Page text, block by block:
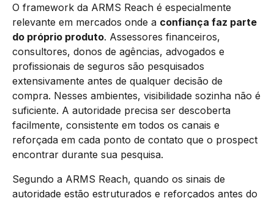
O framework da ARMS Reach é especialmente
relevante em mercados onde a confiança faz parte
do próprio produto. Assessores financeiros,
consultores, donos de agências, advogados e
profissionais de seguros são pesquisados
extensivamente antes de qualquer decisão de
compra. Nesses ambientes, visibilidade sozinha não é
suficiente. A autoridade precisa ser descoberta
facilmente, consistente em todos os canais e
reforçada em cada ponto de contato que o prospect
encontrar durante sua pesquisa.
Segundo a ARMS Reach, quando os sinais de
autoridade estão estruturados e reforçados antes do